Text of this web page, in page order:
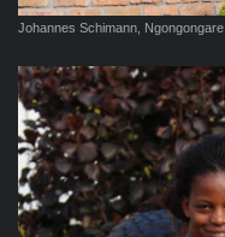
Johannes Schimann, Ngongongare